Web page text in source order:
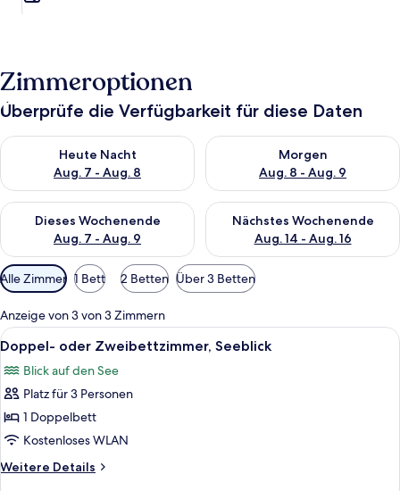
Zimmeroptionen
Überprüfe die Verfügbarkeit für diese Daten
Heute Nacht
Aug. 7 - Aug. 8
Überprüfe die Verfügbarkeit für heute Nacht, Aug. 7 - Aug. 8.
Morgen
Aug. 8 - Aug. 9
Überprüfe die Verfügbarkeit
Dieses Wochenende
Aug. 7 - Aug. 9
Überprüfe die Verfügbarkeit für dieses Wochenende, Aug. 7
Nächstes Wochenende
Aug. 14 - Aug. 16
Überprüfe die Verfügbarkeit
Verfügbare
Filter
für
Zimmer
Alle Zimmer 1 Bett 2 Betten Über 3 Betten
Anzeige von 3 von 3 Zimmern
Alle
Fotos
für
Doppel-
oder
Zweibettzimmer,
Seeblick
anzeigen
Ein Balkon mit Tisch und Stühlen,
6
Doppel- oder Zweibettzimmer, Seeblick
Blick auf den See
Platz für 3 Personen
1 Doppelbett
Kostenloses WLAN
Weitere Details
Weitere